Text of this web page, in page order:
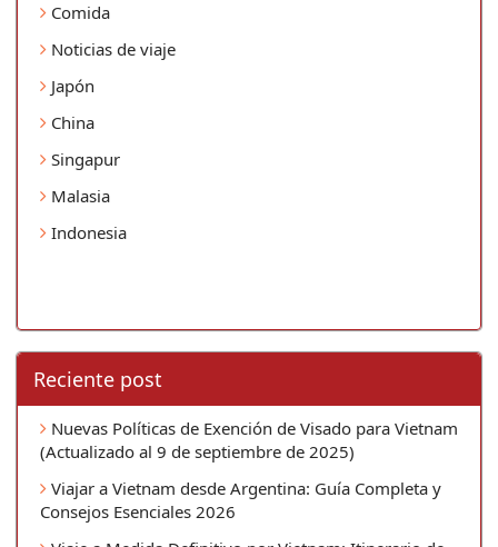
Comida
Noticias de viaje
Japón
China
Singapur
Malasia
Indonesia
Reciente post
Nuevas Políticas de Exención de Visado para Vietnam
(Actualizado al 9 de septiembre de 2025)
Viajar a Vietnam desde Argentina: Guía Completa y
Consejos Esenciales 2026